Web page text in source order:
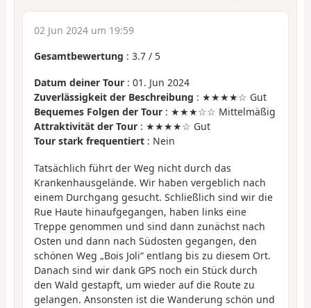
02 Jun 2024 um 19:59
Gesamtbewertung : 3.7 / 5
Datum deiner Tour : 01. Jun 2024
Zuverlässigkeit der Beschreibung : ★★★★☆ Gut
Bequemes Folgen der Tour : ★★★☆☆ Mittelmäßig
Attraktivität der Tour : ★★★★☆ Gut
Tour stark frequentiert : Nein
Tatsächlich führt der Weg nicht durch das
Krankenhausgelände. Wir haben vergeblich nach
einem Durchgang gesucht. Schließlich sind wir die
Rue Haute hinaufgegangen, haben links eine
Treppe genommen und sind dann zunächst nach
Osten und dann nach Südosten gegangen, den
schönen Weg „Bois Joli“ entlang bis zu diesem Ort.
Danach sind wir dank GPS noch ein Stück durch
den Wald gestapft, um wieder auf die Route zu
gelangen. Ansonsten ist die Wanderung schön und